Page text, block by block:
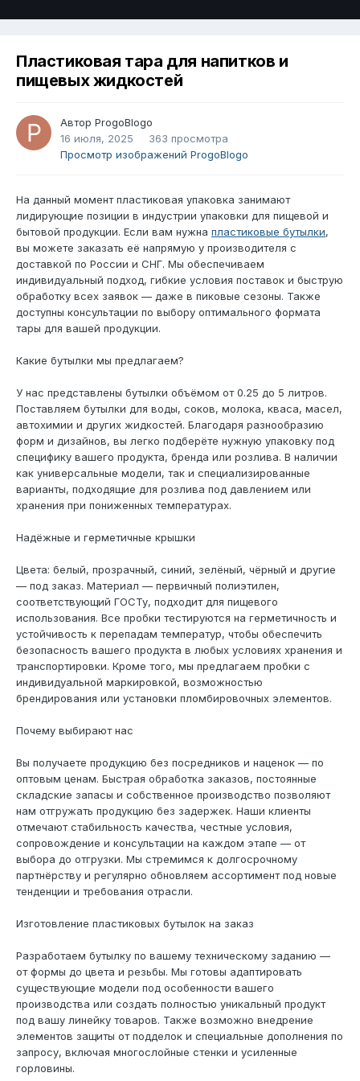
Пластиковая тара для напитков и
пищевых жидкостей
Автор ProgoBlogo
16 июля, 2025
363 просмотра
Просмотр изображений ProgoBlogo
На данный момент пластиковая упаковка занимают
лидирующие позиции в индустрии упаковки для пищевой и
бытовой продукции. Если вам нужна пластиковые бутылки,
вы можете заказать её напрямую у производителя с
доставкой по России и СНГ. Мы обеспечиваем
индивидуальный подход, гибкие условия поставок и быструю
обработку всех заявок — даже в пиковые сезоны. Также
доступны консультации по выбору оптимального формата
тары для вашей продукции.
Какие бутылки мы предлагаем?
У нас представлены бутылки объёмом от 0.25 до 5 литров.
Поставляем бутылки для воды, соков, молока, кваса, масел,
автохимии и других жидкостей. Благодаря разнообразию
форм и дизайнов, вы легко подберёте нужную упаковку под
специфику вашего продукта, бренда или розлива. В наличии
как универсальные модели, так и специализированные
варианты, подходящие для розлива под давлением или
хранения при пониженных температурах.
Надёжные и герметичные крышки
Цвета: белый, прозрачный, синий, зелёный, чёрный и другие
— под заказ. Материал — первичный полиэтилен,
соответствующий ГОСТу, подходит для пищевого
использования. Все пробки тестируются на герметичность и
устойчивость к перепадам температур, чтобы обеспечить
безопасность вашего продукта в любых условиях хранения и
транспортировки. Кроме того, мы предлагаем пробки с
индивидуальной маркировкой, возможностью
брендирования или установки пломбировочных элементов.
Почему выбирают нас
Вы получаете продукцию без посредников и наценок — по
оптовым ценам. Быстрая обработка заказов, постоянные
складские запасы и собственное производство позволяют
нам отгружать продукцию без задержек. Наши клиенты
отмечают стабильность качества, честные условия,
сопровождение и консультации на каждом этапе — от
выбора до отгрузки. Мы стремимся к долгосрочному
партнёрству и регулярно обновляем ассортимент под новые
тенденции и требования отрасли.
Изготовление пластиковых бутылок на заказ
Разработаем бутылку по вашему техническому заданию —
от формы до цвета и резьбы. Мы готовы адаптировать
существующие модели под особенности вашего
производства или создать полностью уникальный продукт
под вашу линейку товаров. Также возможно внедрение
элементов защиты от подделок и специальные дополнения по
запросу, включая многослойные стенки и усиленные
горловины.